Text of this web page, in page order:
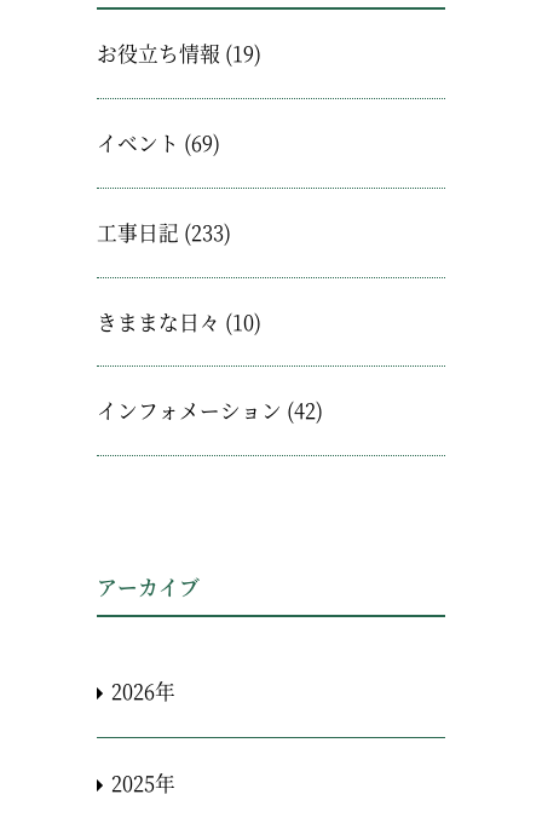
お役立ち情報 (19)
イベント (69)
工事日記 (233)
きままな日々 (10)
インフォメーション (42)
アーカイブ
2026年
2025年